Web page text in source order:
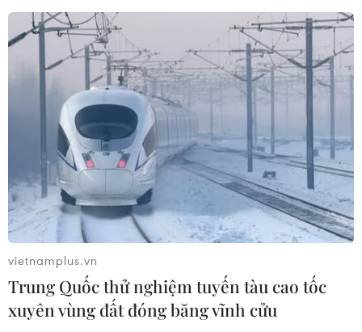
vietnamplus.vn
Trung Quốc thử nghiệm tuyến tàu cao tốc
xuyên vùng đất đóng băng vĩnh cửu